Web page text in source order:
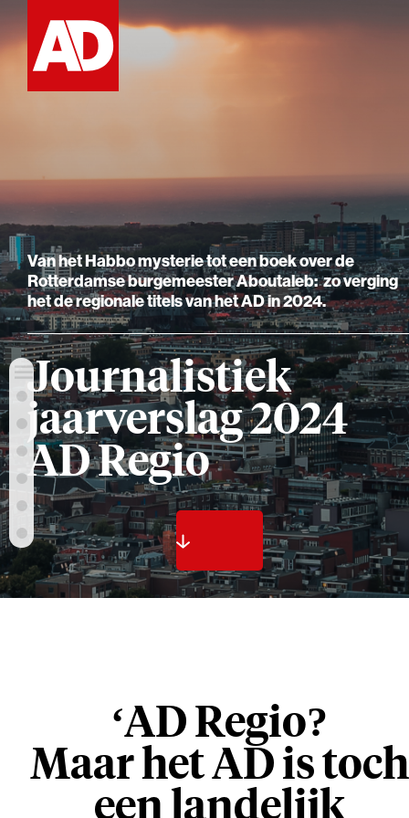
Van het Habbo mysterie tot een boek over de
Rotterdamse burgemeester Aboutaleb: zo verging
het de regionale titels van het AD in 2024.
Journalistiek
jaarverslag 2024
AD Regio
‘AD Regio?
​​​​​​​Maar het AD is toch
een landelijk